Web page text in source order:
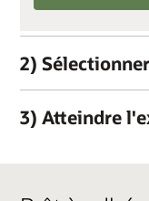
2)
3) Atteindre